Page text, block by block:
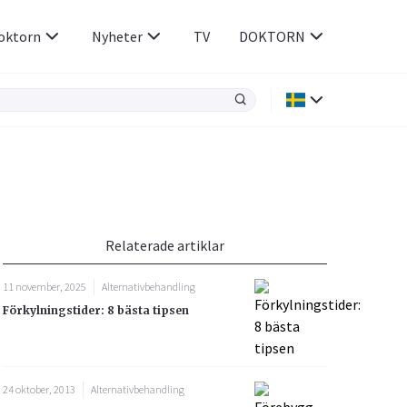
Rökavvänjning
Rörelseapparaten
Sex & Samliv
Sömn & Stress
Nyheter TV DOKTORN
Relaterade artiklar
11 november, 2025
Alternativbehandling
Förkylningstider: 8 bästa tipsen
24 oktober, 2013
Alternativbehandling